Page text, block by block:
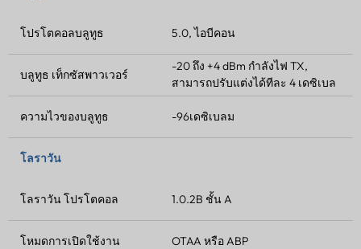
โปรโตคอลบลูทูธ 5.0, ไอบีคอน
บลูทูธ เท็กซัสพาวเวอร์
-20 ถึง +4 dBm กำลังไฟ TX,
สามารถปรับแต่งได้ทีละ 4 เดซิเบล
ความไวของบลูทูธ -96เดซิเบลม
โลราวัน
โลราวันโปรโตคอล 1.0.2B ชั้น A
โหมดการเปิดใช้งาน OTAA หรือ ABP